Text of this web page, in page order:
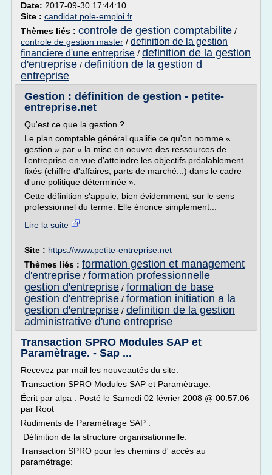
Date: 2017-09-30 17:44:10
Site : candidat.pole-emploi.fr
Thèmes liés : controle de gestion comptabilite /
controle de gestion master / definition de la gestion
financiere d'une entreprise / definition de la gestion
d'entreprise / definition de la gestion d
entreprise
Gestion : définition de gestion - petite-
entreprise.net
Qu'est ce que la gestion ?
Le plan comptable général qualifie ce qu'on nomme «
gestion » par « la mise en oeuvre des ressources de
l'entreprise en vue d'atteindre les objectifs préalablement
fixés (chiffre d'affaires, parts de marché...) dans le cadre
d'une politique déterminée ».
Cette définition s'appuie, bien évidemment, sur le sens
professionnel du terme. Elle énonce simplement...
Lire la suite
Site : https://www.petite-entreprise.net
Thèmes liés : formation gestion et management
d'entreprise / formation professionnelle
gestion d'entreprise / formation de base
gestion d'entreprise / formation initiation a la
gestion d'entreprise / definition de la gestion
administrative d'une entreprise
Transaction SPRO Modules SAP et
Paramètrage. - Sap ...
Recevez par mail les nouveautés du site.
Transaction SPRO Modules SAP et Paramètrage.
Écrit par alpa . Posté le Samedi 02 février 2008 @ 00:57:06
par Root
Rudiments de Paramètrage SAP .
Définition de la structure organisationnelle.
Transaction SPRO pour les chemins d' accès au
paramètrage: